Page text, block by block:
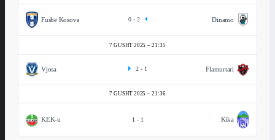
Fushë Kosova Dinamo
0 - 2
7 GUSHT 2025 21:35
Vjosa Flamurtari
2 - 1
7 GUSHT 2025 21:36
KEK-u Kika
1 - 1